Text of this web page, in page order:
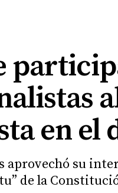
en el
aprovechó su
de la